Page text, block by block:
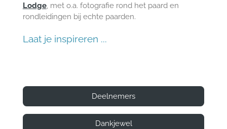
Lodge, met o.a. fotografie rond het paard en
rondleidingen bij echte paarden.
Laat je inspireren ...
Deelnemers
Dankjewel